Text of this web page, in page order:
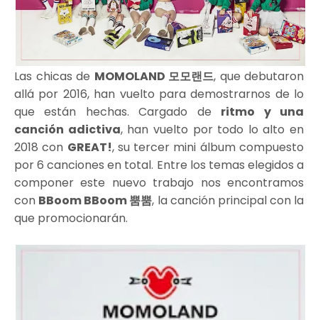
Las chicas de MOMOLAND 모모랜드, que debutaron
allá por 2016, han vuelto para demostrarnos de lo
que están hechas. Cargado de ritmo y una
canción adictiva, han vuelto por todo lo alto en
2018 con GREAT!, su tercer mini álbum compuesto
por 6 canciones en total. Entre los temas elegidos a
componer este nuevo trabajo nos encontramos
con BBoom BBoom 뿜뿜, la canción principal con la
que promocionarán.